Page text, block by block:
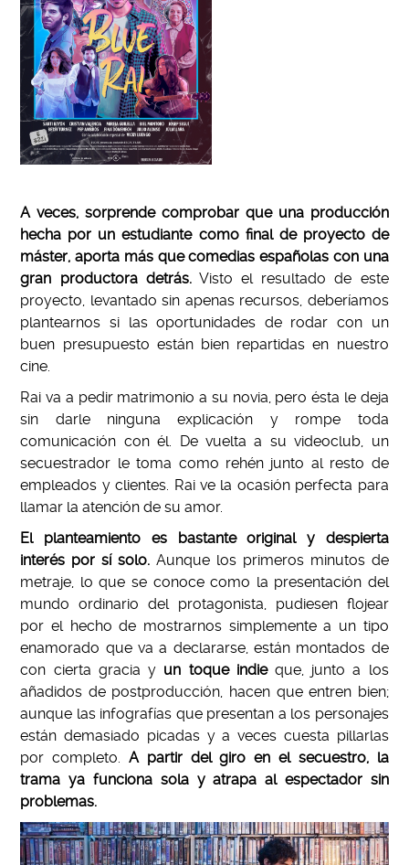
A veces, sorprende comprobar que una producción
hecha por un estudiante como final de proyecto de
máster, aporta más que comedias españolas con una
gran productora detrás.Visto el resultado de este
proyecto, levantado sin apenas recursos, deberíamos
plantearnos si las oportunidades de rodar con un
buen presupuesto están bien repartidas en nuestro
cine.
Rai va a pedir matrimonio a su novia, pero ésta le deja
sin darle ninguna explicación y rompe toda
comunicación con él. De vuelta a su videoclub, un
secuestrador le toma como rehén junto al resto de
empleados y clientes. Rai ve la ocasión perfecta para
llamar la atención de su amor.
El planteamiento es bastante original y despierta
interés por sí solo. Aunque los primeros minutos de
metraje, lo que se conoce como la presentación del
mundo ordinario del protagonista, pudiesen flojear
por el hecho de mostrarnos simplemente a un tipo
enamorado que va a declararse, están montados de
con cierta gracia y un toque indieque, junto a los
añadidos de postproducción, hacen que entren bien;
aunque las infografías que presentan a los personajes
están demasiado picadas y a veces cuesta pillarlas
por completo.A partir del giro en el secuestro, la
trama ya funciona sola y atrapa al espectador sin
problemas.